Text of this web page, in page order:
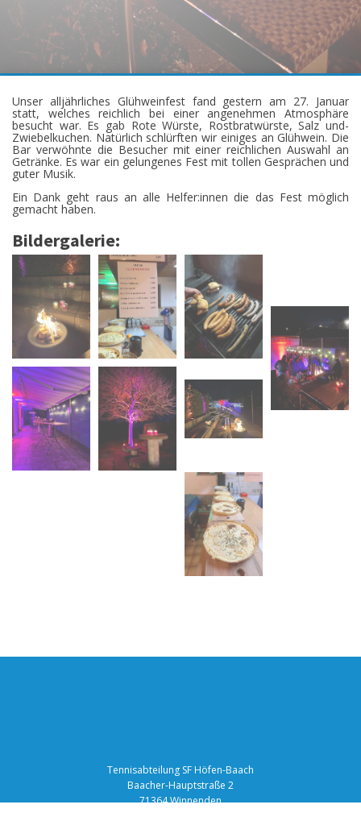
Unser alljährliches Glühweinfest fand gestern am 27. Januar
statt, welches reichlich bei einer angenehmen Atmosphäre
besucht war. Es gab Rote Würste, Rostbratwürste, Salz und-
Zwiebelkuchen. Natürlich schlürften wir einiges an Glühwein. Die
Bar verwöhnte die Besucher mit einer reichlichen Auswahl an
Getränke. Es war ein gelungenes Fest mit tollen Gesprächen und
guter Musik.
Ein Dank geht raus an alle Helfer:innen die das Fest möglich
gemacht haben.
Bildergalerie:
Tennisabteilung SF Höfen-Baach
Baacher-Hauptstraße 2
71364 Winnenden